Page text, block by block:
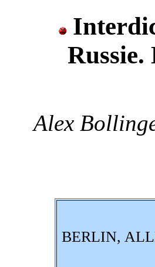
Russie.
Alex
BERLIN,